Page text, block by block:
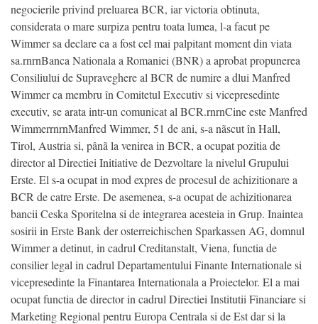
negocierile privind preluarea BCR, iar victoria obtinuta,
considerata o mare surpiza pentru toata lumea, l-a facut pe
Wimmer sa declare ca a fost cel mai palpitant moment din viata
sa.rnrnBanca Nationala a Romaniei (BNR) a aprobat propunerea
Consiliului de Supraveghere al BCR de numire a dlui Manfred
Wimmer ca membru în Comitetul Executiv si vicepresedinte
executiv, se arata intr-un comunicat al BCR.rnrnCine este Manfred
WimmerrnrnManfred Wimmer, 51 de ani, s-a nãscut în Hall,
Tirol, Austria si, pânã la venirea in BCR, a ocupat pozitia de
director al Directiei Initiative de Dezvoltare la nivelul Grupului
Erste. El s-a ocupat in mod expres de procesul de achizitionare a
BCR de catre Erste. De asemenea, s-a ocupat de achizitionarea
bancii Ceska Sporitelna si de integrarea acesteia in Grup. Inaintea
sosirii in Erste Bank der osterreichischen Sparkassen AG, domnul
Wimmer a detinut, in cadrul Creditanstalt, Viena, functia de
consilier legal in cadrul Departamentului Finante Internationale si
vicepresedinte la Finantarea Internationala a Proiectelor. El a mai
ocupat functia de director in cadrul Directiei Institutii Financiare si
Marketing Regional pentru Europa Centrala si de Est dar si la